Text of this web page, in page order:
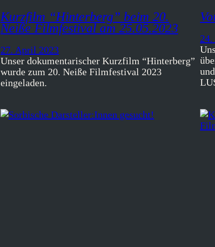
Kurzfilm “Hinterberg” beim 20.
Neiße Filmfestival am 25.05.2023
27. April 2023
Unser dokumentarischer Kurzfilm “Hinterberg”
wurde zum 20. Neiße Filmfestival 2023
eingeladen.